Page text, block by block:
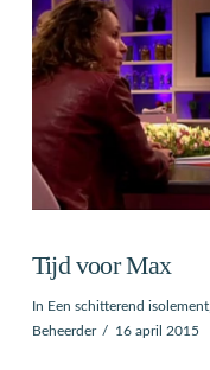
Tijd voor Max
In Een schitterend isolement,
Beheerder
16 april 2015